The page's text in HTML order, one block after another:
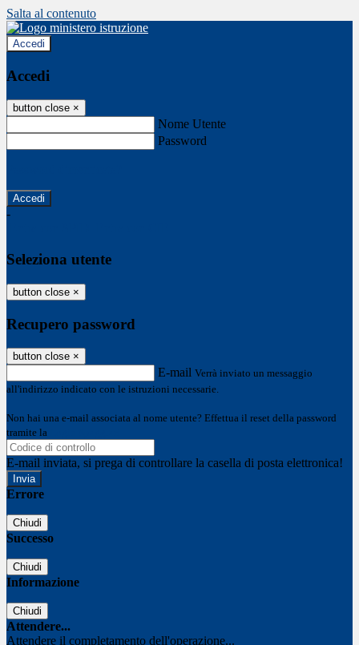
Salta al contenuto
Accedi
Accedi
button close ×
Nome Utente
Password
-
Seleziona utente
button close ×
Recupero password
button close ×
E-mail Verrà inviato un messaggio
all'indirizzo indicato con le istruzioni necessarie.
Non hai una e-mail associata al nome utente? Effettua il reset della password
tramite la
E-mail inviata, si prega di controllare la casella di posta elettronica!
Errore
Chiudi
Successo
Chiudi
Informazione
Chiudi
Attendere...
Attendere il completamento dell'operazione...